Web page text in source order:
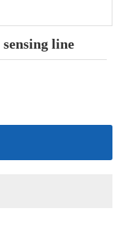
line